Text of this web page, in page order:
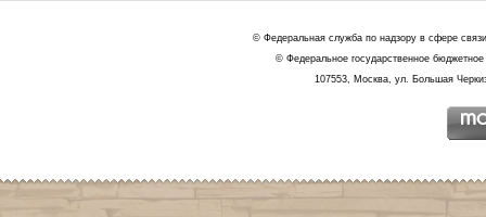
© Федеральная служба по надзору в сфере
© Федеральное государственное
107553, Москва, ул. Большая